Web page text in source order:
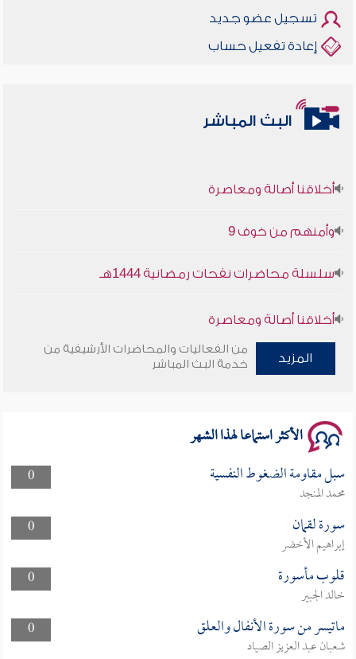
تسجيل عضو جديد
إعادة تفعيل حساب
البث المباشر
أخلاقنا أصالة ومعاصرة
وأمنهم من خوف 9
سلسلة محاضرات نفحات رمضانية 1444هـ
أخلاقنا أصالة ومعاصرة
وأمنهم من خوف 9
المزيد
من الفعاليات والمحاضرات الأرشيفية من
خدمة البث المباشر
الأكثر استماعا لهذا الشهر
0 سبل مقاومة الضغوط النفسية
محمد المنجد
0
سورة لقمان
إبراهيم الأخضر
0
قلوب مأسورة
خالد الجبير
0
ماتيسر من سورة الأنفال والعلق
شعبان عبد العزيز الصياد